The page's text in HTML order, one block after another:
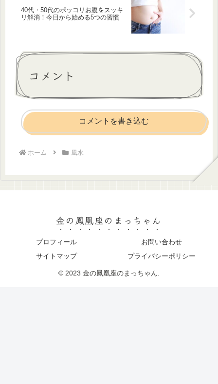
40代・50代のポッコリお腹をスッキ
リ解消！今日から始める5つの習慣
コメント
コメントを書き込む
ホーム 風水
金の鳳凰座のまっちゃん
プロフィール
お問い合わせ
サイトマップ
プライバシーポリシー
© 2023 金の鳳凰座のまっちゃん.